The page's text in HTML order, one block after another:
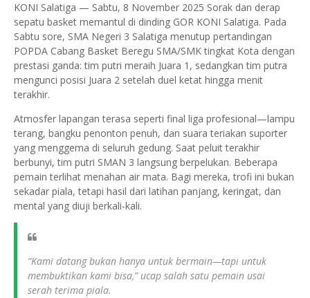
KONI Salatiga — Sabtu, 8 November 2025 Sorak dan derap
sepatu basket memantul di dinding GOR KONI Salatiga. Pada
Sabtu sore, SMA Negeri 3 Salatiga menutup pertandingan
POPDA Cabang Basket Beregu SMA/SMK tingkat Kota dengan
prestasi ganda: tim putri meraih Juara 1, sedangkan tim putra
mengunci posisi Juara 2 setelah duel ketat hingga menit
terakhir.
Atmosfer lapangan terasa seperti final liga profesional—lampu
terang, bangku penonton penuh, dan suara teriakan suporter
yang menggema di seluruh gedung. Saat peluit terakhir
berbunyi, tim putri SMAN 3 langsung berpelukan. Beberapa
pemain terlihat menahan air mata. Bagi mereka, trofi ini bukan
sekadar piala, tetapi hasil dari latihan panjang, keringat, dan
mental yang diuji berkali-kali.
“Kami datang bukan hanya untuk bermain—tapi untuk
membuktikan kami bisa,” ucap salah satu pemain usai
serah terima piala.